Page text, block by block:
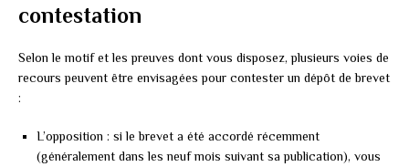
contestation
Selon le motif et les preuves dont vous disposez, plusieurs voies de
recours peuvent être envisagées pour contester un dépôt de brevet
:
L’opposition : si le brevet a été accordé récemment
(généralement dans les neuf mois suivant sa publication), vous